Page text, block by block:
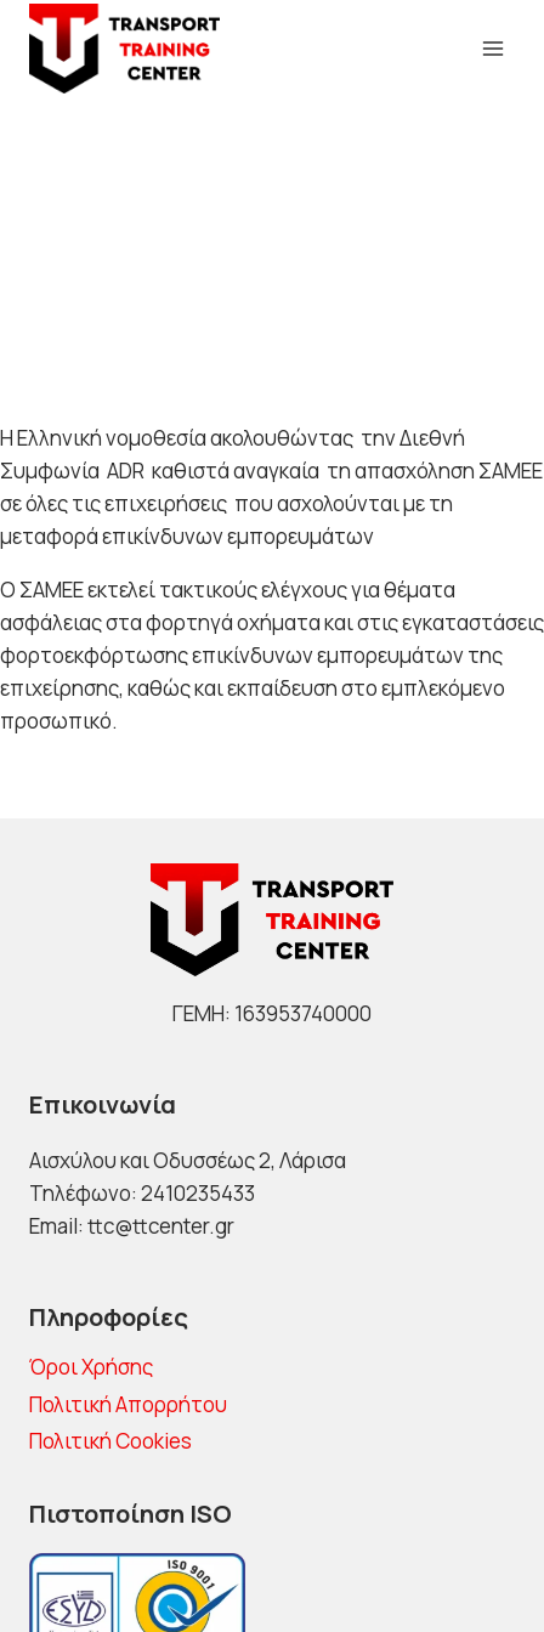
Η Ελληνική νομοθεσία ακολουθώντας την Διεθνή
Συμφωνία ADR καθιστά αναγκαία τη απασχόληση ΣΑΜΕΕ
σε όλες τις επιχειρήσεις που ασχολούνται με τη
μεταφορά επικίνδυνων εμπορευμάτων
Ο ΣΑΜΕΕ εκτελεί τακτικούς ελέγχους για θέματα
ασφάλειας στα φορτηγά οχήματα και στις εγκαταστάσεις
φορτοεκφόρτωσης επικίνδυνων εμπορευμάτων της
επιχείρησης, καθώς και εκπαίδευση στο εμπλεκόμενο
προσωπικό.
ΓΕΜΗ: 163953740000
Επικοινωνία
Αισχύλου και Οδυσσέως 2, Λάρισα
Τηλέφωνο: 2410235433
Email: ttc@ttcenter.gr
Πληροφορίες
Όροι Χρήσης
Πολιτική Απορρήτου
Πολιτική Cookies
Πιστοποίηση ISO